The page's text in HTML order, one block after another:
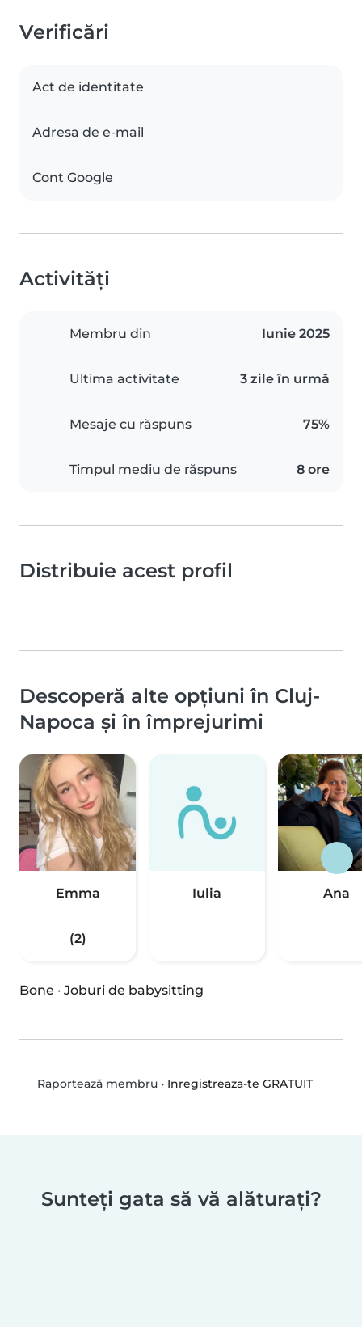
Verificări
Act de identitate
Adresa de e-mail
Cont Google
Activități
Membru din Iunie 2025
Ultima activitate 3 zile în urmă
Mesaje cu răspuns 75%
Timpul mediu de răspuns 8 ore
Distribuie acest profil
Descoperă alte opțiuni în Cluj-
Napoca și în împrejurimi
Emma
(2)
Iulia Ana
Bone · Joburi de babysitting
Raportează membru• Inregistreaza-te GRATUIT
Sunteți gata să vă alăturați?